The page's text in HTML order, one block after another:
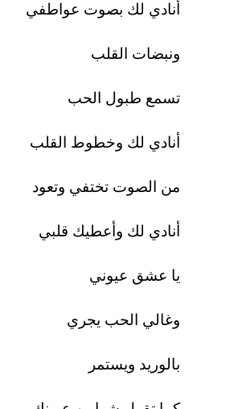
أنادي لك بصوت عواطفي
ونبضات القلب
تسمع طبول الحب
أنادي لك وخطوط القلب
من الصوت تختفي وتعود
أنادي لك وأعطيك قلبي
يا عشق عيوني
وغالي الحب يجري
بالوريد ويستمر